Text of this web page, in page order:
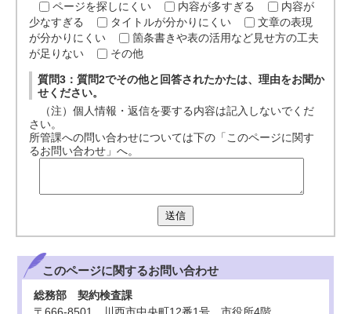
ページを探しにくい
内容が多すぎる
内容が
少なすぎる
タイトルが分かりにくい
文章の表現
が分かりにくい
箇条書きや表の活用など見せ方の工夫
が足りない
その他
質問3：質問2でその他と回答されたかたは、理由をお聞か
せください。
（注）個人情報・返信を要する内容は記入しないでくだ
さい。
所管課への問い合わせについては下の「このページに関す
るお問い合わせ」へ。
送信
このページに関するお問い合わせ
総務部 契約検査課